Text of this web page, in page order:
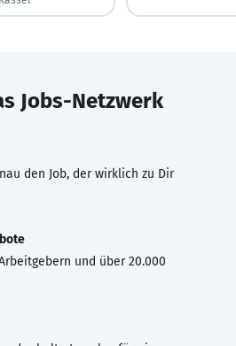
Jobs-Netzwerk
den Job, der wirklich zu Dir
und über 20.000